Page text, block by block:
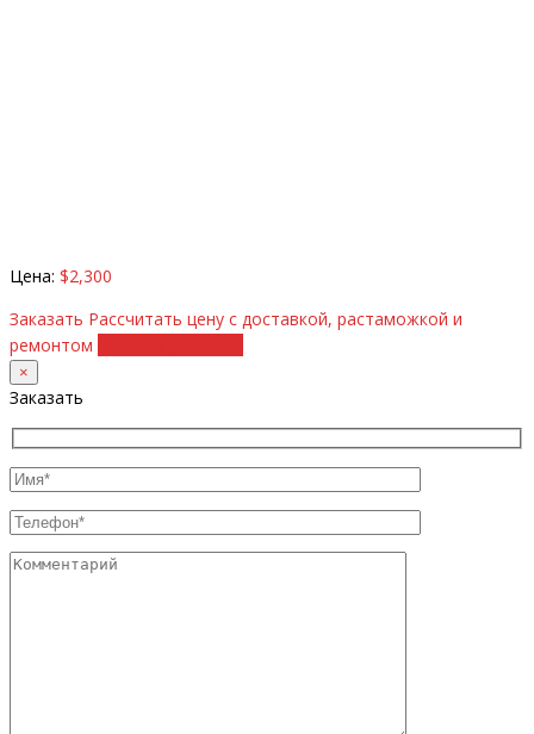
Цена: $2,300
Заказать Рассчитать цену с доставкой, растаможкой и
ремонтом
×
Заказать